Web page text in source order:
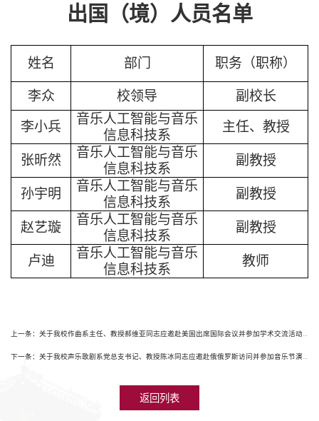
出国（境） 人员名单
姓名 部门 职务（职称）
李众 校领导 副校长
李小兵
音乐人工智能与音乐
信息科技系
主任、教授
张昕然
音乐人工智能与音乐
信息科技系
副教授
孙宇明
音乐人工智能与音乐
信息科技系
副教授
赵艺璇
音乐人工智能与音乐
信息科技系
副教授
卢迪
音乐人工智能与音乐
信息科技系
教师
返回列表